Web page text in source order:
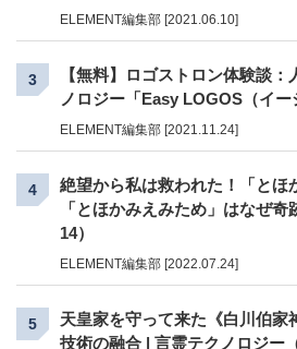
ELEMENT編集部 [2021.06.10]
3
【無料】ロゴストロン体験談
ノロジー「Easy LOGOS（イー
ELEMENT編集部 [2021.11.24]
4
絶望から私は救われた！「とほ
「とほかみえみため」はなぜ
14）
ELEMENT編集部 [2022.07.24]
5
天皇家を守って来た《白川伯家
技術の融合 | 言霊テクノロジー